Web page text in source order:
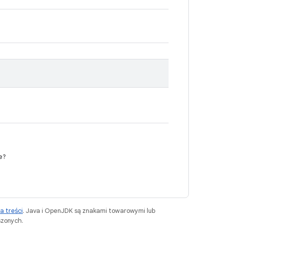
treści. Java i OpenJDK są znakami towarowymi lub